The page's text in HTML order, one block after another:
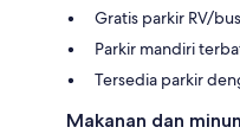
Gratis parkir RV/
Parkir mandiri
Tersedia parkir
Makanan dan